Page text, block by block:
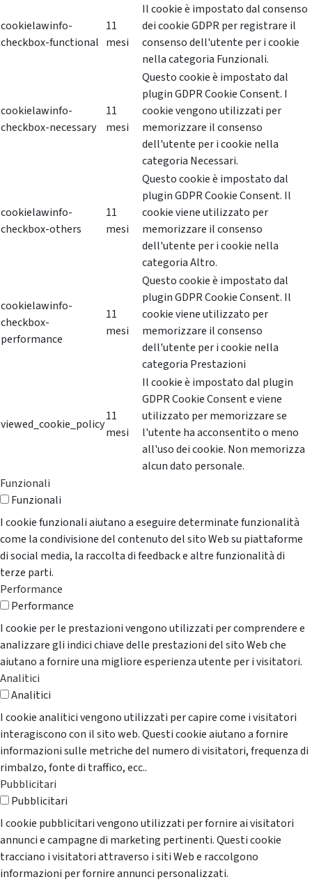
cookielawinfo-
checkbox-functional
11
mesi
Il cookie è impostato dal consenso
dei cookie GDPR per registrare il
consenso dell'utente per i cookie
nella categoria Funzionali.
cookielawinfo-
checkbox-necessary
11
mesi
Questo cookie è impostato dal
plugin GDPR Cookie Consent. I
cookie vengono utilizzati per
memorizzare il consenso
dell'utente per i cookie nella
categoria Necessari.
cookielawinfo-
checkbox-others
11
mesi
Questo cookie è impostato dal
plugin GDPR Cookie Consent. Il
cookie viene utilizzato per
memorizzare il consenso
dell'utente per i cookie nella
categoria Altro.
cookielawinfo-
checkbox-
performance
11
mesi
Questo cookie è impostato dal
plugin GDPR Cookie Consent. Il
cookie viene utilizzato per
memorizzare il consenso
dell'utente per i cookie nella
categoria Prestazioni
viewed_cookie_policy
11
mesi
Il cookie è impostato dal plugin
GDPR Cookie Consent e viene
utilizzato per memorizzare se
l'utente ha acconsentito o meno
all'uso dei cookie. Non memorizza
alcun dato personale.
Funzionali
Funzionali
I cookie funzionali aiutano a eseguire determinate funzionalità
come la condivisione del contenuto del sito Web su piattaforme
di social media, la raccolta di feedback e altre funzionalità di
terze parti.
Performance
Performance
I cookie per le prestazioni vengono utilizzati per comprendere e
analizzare gli indici chiave delle prestazioni del sito Web che
aiutano a fornire una migliore esperienza utente per i visitatori.
Analitici
Analitici
I cookie analitici vengono utilizzati per capire come i visitatori
interagiscono con il sito web. Questi cookie aiutano a fornire
informazioni sulle metriche del numero di visitatori, frequenza di
rimbalzo, fonte di traffico, ecc..
Pubblicitari
Pubblicitari
I cookie pubblicitari vengono utilizzati per fornire ai visitatori
annunci e campagne di marketing pertinenti. Questi cookie
tracciano i visitatori attraverso i siti Web e raccolgono
informazioni per fornire annunci personalizzati.